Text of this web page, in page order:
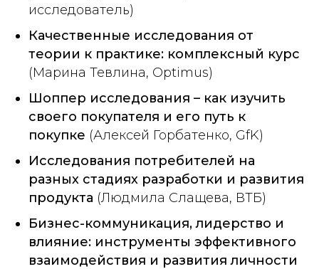
исследователь)
Качественные исследования от
теории к практике: комплексный курс
(Марина Тевлина, Optimus)
Шоппер исследования – как изучить
своего покупателя и его путь к
покупке (Алексей Горбатенко, GfK)
Исследования потребителей на
разных стадиях разработки и развития
продукта (Людмила Слащева, ВТБ)
Бизнес-коммуникация, лидерство и
влияние: инструменты эффективного
взаимодействия и развития личности